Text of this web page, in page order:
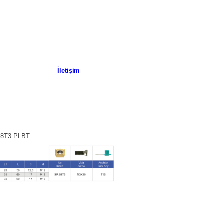
İletişim
PLBT